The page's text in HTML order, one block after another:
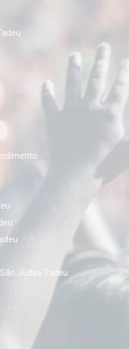
Judas Tadeu